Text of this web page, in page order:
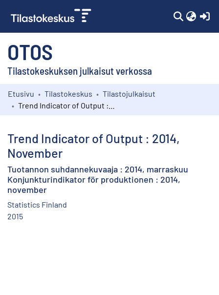
OTOS
Tilastokeskuksen julkaisut verkossa
Kokoelmat
Etusivu Tilastokeskus
Tilastojulkaisut
Trend Indicator of Output : 2014,
November
Tuotannon suhdannekuvaaja : 2014, marraskuu
Konjunkturindikator för produktionen : 2014,
november
Statistics Finland
2015